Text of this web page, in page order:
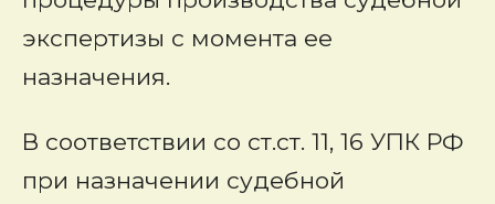
экспертизы с момента ее
назначения.
В соответствии со ст.ст. 11, 16 УПК РФ
при назначении судебной